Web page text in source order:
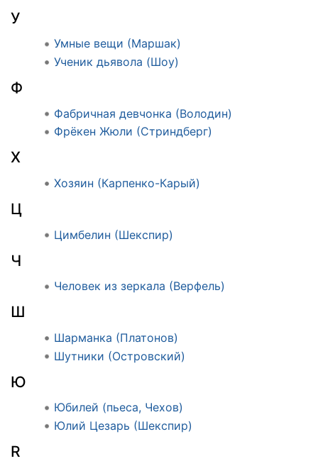
У
Умные вещи (Маршак)
Ученик дьявола (Шоу)
Ф
Фабричная девчонка (Володин)
Фрёкен Жюли (Стриндберг)
Х
Хозяин (Карпенко-Карый)
Ц
Цимбелин (Шекспир)
Ч
Человек из зеркала (Верфель)
Ш
Шарманка (Платонов)
Шутники (Островский)
Ю
Юбилей (пьеса, Чехов)
Юлий Цезарь (Шекспир)
R